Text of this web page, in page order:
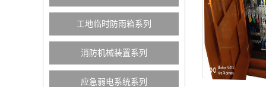
工地临时防雨箱系列
消防机械装置系列
应急弱电系统系列